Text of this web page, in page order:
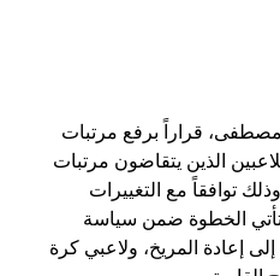
قراراً برفع مرتبات
الذين يتقاضون مرتبات
نسبة تصل إلى 500٪، وذلك توافقاً مع التغييرات
وتأتي الخطوة ضمن سياسة
إعادة المريخ، ولاعبي كرة